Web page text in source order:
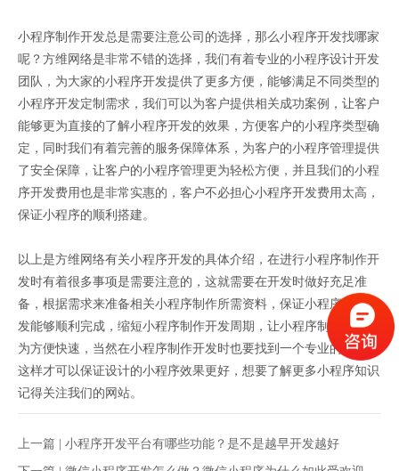
小程序制作开发总是需要注意公司的选择，那么小程序开发找哪家
呢？方维网络是非常不错的选择，我们有着专业的小程序设计开发
团队，为大家的小程序开发提供了更多方便，能够满足不同类型的
小程序开发定制需求，我们可以为客户提供相关成功案例，让客户
能够更为直接的了解小程序开发的效果，方便客户的小程序类型确
定，同时我们有着完善的服务保障体系，为客户的小程序管理提供
了安全保障，让客户的小程序管理更为轻松方便，并且我们的小程
序开发费用也是非常实惠的，客户不必担心小程序开发费用太高，
保证小程序的顺利搭建。
以上是方维网络有关小程序开发的具体介绍，在进行小程序制作开
发时有着很多事项是需要注意的，这就需要在开发时做好充足准
备，根据需求来准备相关小程序制作所需资料，保证小程序制作开
发能够顺利完成，缩短小程序制作开发周期，让小程序制作开发更
为方便快速，当然在小程序制作开发时也要找到一个专业的公司，
这样才可以保证设计的小程序效果更好，想要了解更多小程序知识
记得关注我们的网站。
上一篇 | 小程序开发平台有哪些功能？是不是越早开发越好